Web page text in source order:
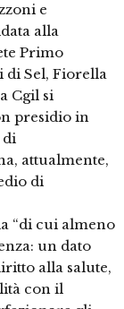
e
alla
Primo
di Sel, Fiorella
Cgil si
presidio in
di
attualmente,
di
“di cui almeno
un dato
alla salute,
con il